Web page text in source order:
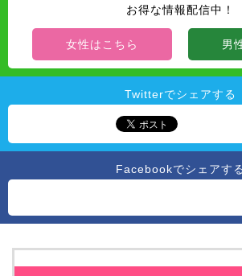
お得な情報配信中！
女性はこちら 男
Twitterでシェアする
Facebookでシェアする